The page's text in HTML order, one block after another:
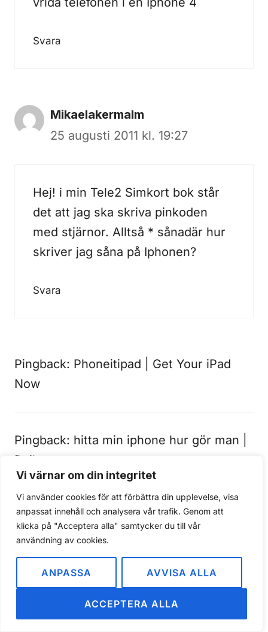
Vi värnar om din integritet
Vi använder cookies för att förbättra din upplevelse, visa
anpassat innehåll och analysera vår trafik. Genom att
klicka på "Acceptera alla" samtycker du till vår
användning av cookies.
ANPASSA AVVISA ALLA
ACCEPTERA ALLA
Svara
Mikaelakermalm
25 augusti 2011 kl. 19:27
Hej! i min Tele2 Simkort bok står
det att jag ska skriva pinkoden
med stjärnor. Alltså * sånadär hur
skriver jag såna på Iphonen?
Svara
Pingback: Phoneitipad | Get Your iPad
Now
Pingback: hitta min iphone hur gör man |
Dailystore
Pingback:iphone låst sig | dailystore
Pingback:ta bort bilder på iphone |
vestrore.site